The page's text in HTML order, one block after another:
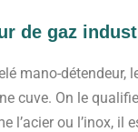
de gaz
mano-détendeur,
cuve. On le
l’acier ou l’inox, il